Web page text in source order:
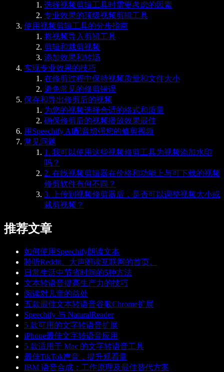
选择视频剪辑工具时需要考虑的因素
专业效果的顶级视频剪辑工具
使用视频剪辑工具的分步指南
将视频导入剪辑工具
剪辑和裁剪视频
添加效果和转场
实现专业效果的技巧
在修剪过程中保持视频质量和文件大小
避免常见的修剪错误
保存和导出修剪后的视频
为您的视频选择合适的格式和质量
确保修剪后的视频播放效果最佳
用Speechify AI配音增强您的修剪视频
常见问题
1. 我可以使用这些视频修剪工具为视频添加水印
吗？
2. 在线视频剪辑器在价格和功能上与可下载的视频
修剪软件有何不同？
3. 上传到视频修剪器后，是否可以调整视频大小或
裁剪视频？
推荐文章
如何使用Speechify朗读文本
聆听Reddit。大声朗读互联网的首页。
日常生活中节省时间的5种方法
文本转语音提高生产力的技巧
阅读对儿童的益处
五款最佳文本转语音谷歌Chrome扩展
Speechify 与 NaturalReader
5 款可用的文字转语音扩展
iPhone最佳文字转语音应用
5 款适用于 Mac 的文字转语音工具
最佳TikTok声音，提升观看量
IBM 语音合成：工作原理及最佳替代方案